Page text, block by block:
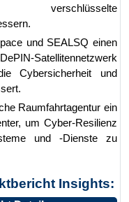
und SEALSQ einen
Satellitennetzwerk
Cybersicherheit und
Raumfahrtagentur ein
um Cyber-Resilienz
und -Dienste zu
Insights: